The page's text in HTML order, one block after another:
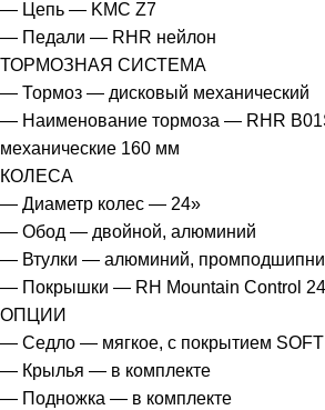
— Цепь — KMC Z7
— Педали — RHR нейлон
ТОРМОЗНАЯ СИСТЕМА
— Тормоз — дисковый механический
— Наименование тормоза — RHR
механические 160 мм
КОЛЕСА
— Диаметр колес — 24»
— Обод — двойной, алюминий
— Втулки — алюминий,
— Покрышки — RH Mountain Control
ОПЦИИ
— Седло — мягкое, с покрытием SOFT
— Крылья — в комплекте
— Подножка — в комплекте